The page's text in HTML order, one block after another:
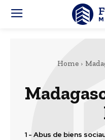
Home
1 - Abus de biens